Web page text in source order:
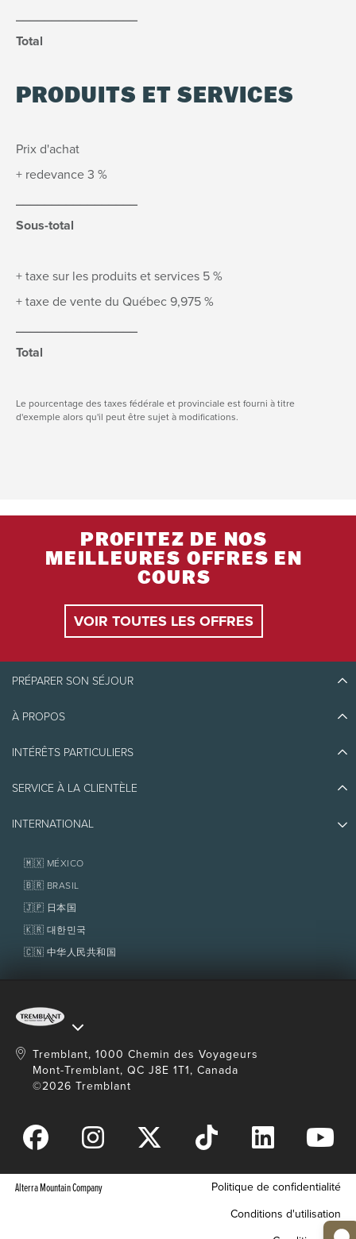
Total
PRODUITS ET SERVICES
Prix d'achat
+ redevance 3 %
Sous-total
+ taxe sur les produits et services 5 %
+ taxe de vente du Québec 9,975 %
Total
Le pourcentage des taxes fédérale et provinciale est fourni à titre
d'exemple alors qu'il peut être sujet à modifications.
PROFITEZ DE NOS
MEILLEURES OFFRES EN
COURS
VOIR TOUTES LES OFFRES
PRÉPARER SON SÉJOUR
Découvrir Tremblant
Quoi faire
À PROPOS
Écoresponsabilité
Prix d'excellence
INTÉRÊTS PARTICULIERS
Emplois et carrières
Services aux propriétaires
Fondation Tremblant
SERVICE À LA CLIENTÈLE
Nous joindre
Politiques
INTERNATIONAL
🇲🇽 MÉXICO
🇧🇷 BRASIL
🇯🇵 日本国
🇰🇷 대한민국
🇨🇳 中华人民共和国
Tremblant, 1000 Chemin des Voyageurs
Mont-Tremblant, QC J8E 1T1, Canada
©2026 Tremblant
Alterra Mountain Company
Politique de confidentialité
Conditions d'utilisation